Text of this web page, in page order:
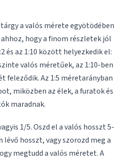
a valós mérete egyötödében
hogy a finom részletek jól
és az 1:10 között helyezkedik el:
valós méretűek, az 1:10-ben
feleződik. Az 1:5 méretarányban
miközben az élek, a furatok és
maradnak.
1/5. Oszd el a valós hosszt 5-
hosszt, vagy szorozd meg a
megtudd a valós méretet. A